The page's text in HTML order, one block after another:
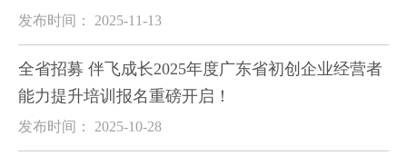
发布时间： 2025-11-13
全省招募 伴飞成长2025年度广东省初创企业经营者
能力提升培训报名重磅开启！
发布时间： 2025-10-28